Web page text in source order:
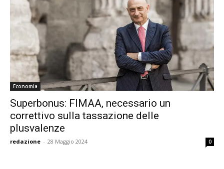
Economia
Superbonus: FIMAA, necessario un
correttivo sulla tassazione delle
plusvalenze
redazione - 28 Maggio 2024 0